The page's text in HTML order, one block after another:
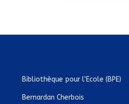
Bibliothèque pour l’Ecole (BPE)
Bernardan Cherbois